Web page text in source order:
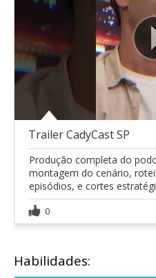
Trailer CadyCast SP
Produção completa do
montagem do cenário,
episódios, e cortes
0
Habilidades: